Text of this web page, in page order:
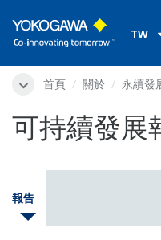
TW
首頁 關於 永續發
可持續發展
報告